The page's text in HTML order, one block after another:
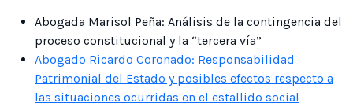
Abogada Marisol Peña: Análisis de la contingencia del
proceso constitucional y la “tercera vía”
Abogado Ricardo Coronado: Responsabilidad
Patrimonial del Estado y posibles efectos respecto a
las situaciones ocurridas en el estallido social